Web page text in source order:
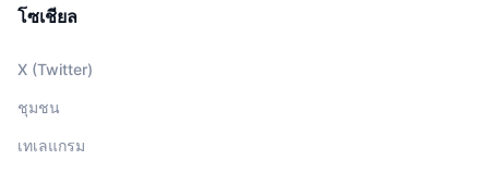
โซเชียล
X (Twitter)
ชุมชน
เทเลแกรม